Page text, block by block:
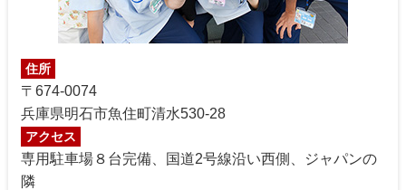
住所
〒674-0074
兵庫県明石市魚住町清水530-28
アクセス
専用駐車場８台完備、国道2号線沿い西側、ジャパンの
隣